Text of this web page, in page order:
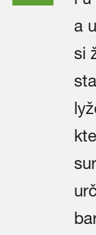
a
si